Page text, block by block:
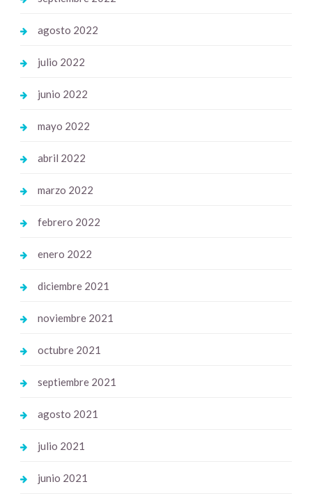
agosto 2022
julio 2022
junio 2022
mayo 2022
abril 2022
marzo 2022
febrero 2022
enero 2022
diciembre 2021
noviembre 2021
octubre 2021
septiembre 2021
agosto 2021
julio 2021
junio 2021